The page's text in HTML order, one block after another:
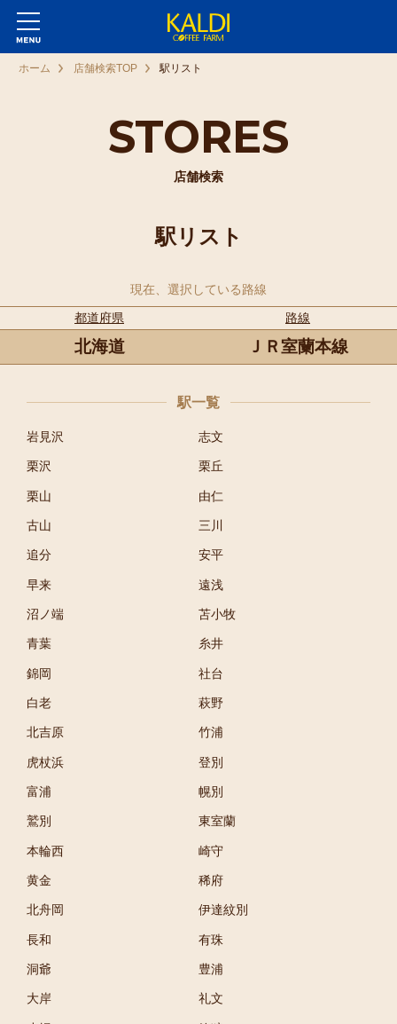
STORES
店舗検索
ホーム 店舗検索TOP 駅リスト
駅リスト
現在、選択している路線
都道府県
路線
北海道 ＪＲ室蘭本線
駅一覧
岩見沢 志文
栗沢 栗丘
栗山 由仁
古山 三川
追分 安平
早来 遠浅
沼ノ端 苫小牧
青葉 糸井
錦岡 社台
白老 萩野
北吉原 竹浦
虎杖浜 登別
富浦 幌別
鷲別 東室蘭
本輪西 崎守
黄金 稀府
北舟岡 伊達紋別
長和 有珠
洞爺 豊浦
大岸 礼文